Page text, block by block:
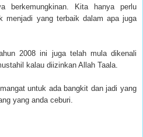
berkemungkinan. Kita hanya perlu
menjadi yang terbaik dalam apa juga
2008 ini juga telah mula dikenali
kalau diizinkan Allah Taala.
untuk ada bangkit dan jadi yang
yang anda ceburi.